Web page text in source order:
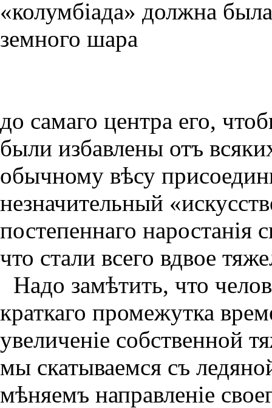
«колумбiада» должна
земного шара
до самаго центра его,
были избавлены отъ
обычному вѣсу
незначительный
постепеннаго наростанiя
что стали всего вдвое
Надо замѣтить, что
краткаго промежутка
увеличенiе собственной
мы скатываемся съ
мѣняемъ направленiе